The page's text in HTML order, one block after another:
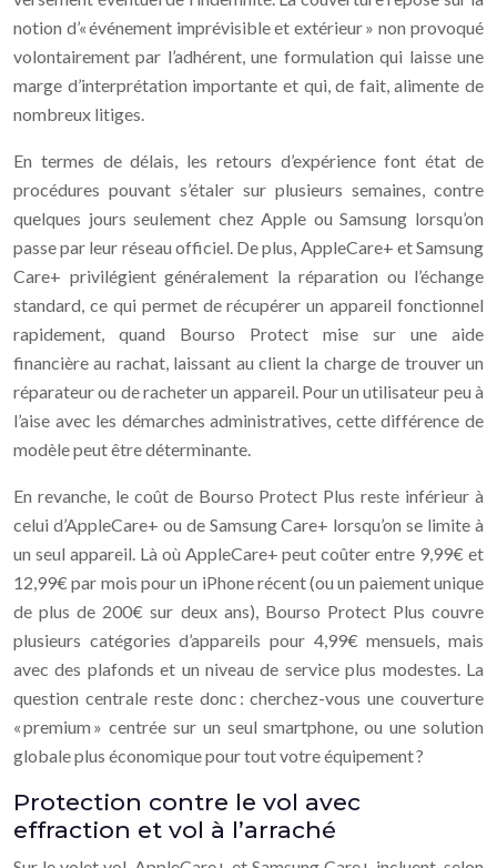
notion d’« événement imprévisible et extérieur » non provoqué
volontairement par l’adhérent, une formulation qui laisse une
marge d’interprétation importante et qui, de fait, alimente de
nombreux litiges.
En termes de délais, les retours d’expérience font état de
procédures pouvant s’étaler sur plusieurs semaines, contre
quelques jours seulement chez Apple ou Samsung lorsqu’on
passe par leur réseau officiel. De plus, AppleCare+ et Samsung
Care+ privilégient généralement la réparation ou l’échange
standard, ce qui permet de récupérer un appareil fonctionnel
rapidement, quand Bourso Protect mise sur une aide
financière au rachat, laissant au client la charge de trouver un
réparateur ou de racheter un appareil. Pour un utilisateur peu à
l’aise avec les démarches administratives, cette différence de
modèle peut être déterminante.
En revanche, le coût de Bourso Protect Plus reste inférieur à
celui d’AppleCare+ ou de Samsung Care+ lorsqu’on se limite à
un seul appareil. Là où AppleCare+ peut coûter entre 9,99€ et
12,99€ par mois pour un iPhone récent (ou un paiement unique
de plus de 200€ sur deux ans), Bourso Protect Plus couvre
plusieurs catégories d’appareils pour 4,99€ mensuels, mais
avec des plafonds et un niveau de service plus modestes. La
question centrale reste donc : cherchez-vous une couverture
« premium » centrée sur un seul smartphone, ou une solution
globale plus économique pour tout votre équipement ?
Protection contre le vol avec
effraction et vol à l’arraché